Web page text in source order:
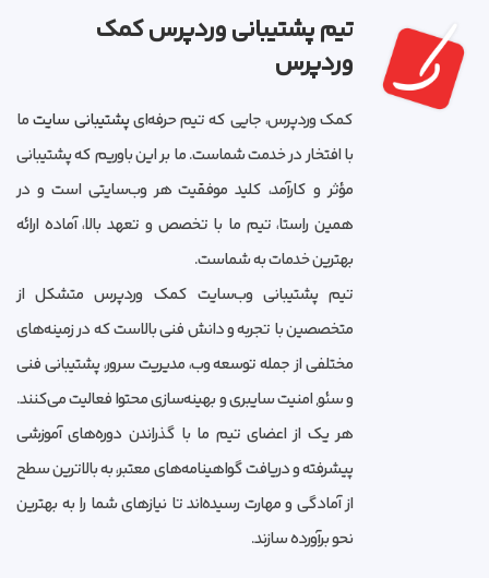
تیم پشتیبانی وردپرس کمک
وردپرس
کمک وردپرس، جایی که تیم حرفه‌ایپشتیبانی سایتما
با افتخار در خدمت شماست. ما بر این باوریم که پشتیبانی
مؤثر و کارآمد، کلید موفقیت هر وب‌سایتی است و در
همین راستا، تیم ما با تخصص و تعهد بالا، آماده ارائه
بهترین خدمات به شماست.
تیم پشتیبانی وب‌سایت کمک وردپرس متشکل از
متخصصین با تجربه و دانش فنی بالاست که در زمینه‌های
مختلفی از جمله توسعه وب، مدیریت سرور، پشتیبانی فنی
و سئو, امنیت سایبری و بهینه‌سازی محتوا فعالیت می‌کنند.
هر یک از اعضای تیم ما با گذراندن دوره‌های آموزشی
پیشرفته و دریافت گواهینامه‌های معتبر، به بالاترین سطح
از آمادگی و مهارت رسیده‌اند تا نیازهای شما را به بهترین
نحو برآورده سازند.